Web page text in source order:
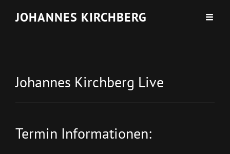
JOHANNES KIRCHBERG
Johannes Kirchberg Live
Termin Informationen: